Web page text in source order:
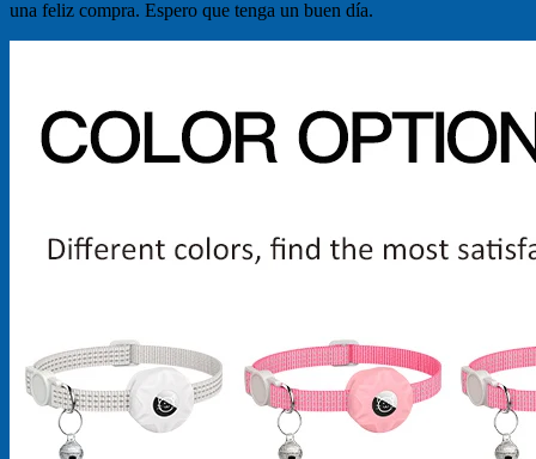
una feliz compra. Espero que tenga un buen día.